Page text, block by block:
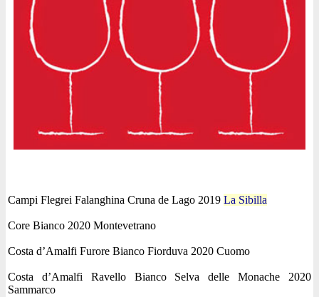
Campi Flegrei Falanghina Cruna de Lago 2019 La Sibilla
Core Bianco 2020 Montevetrano
Costa d’Amalfi Furore Bianco Fiorduva 2020 Cuomo
Costa d’Amalfi Ravello Bianco Selva delle Monache 2020
Sammarco